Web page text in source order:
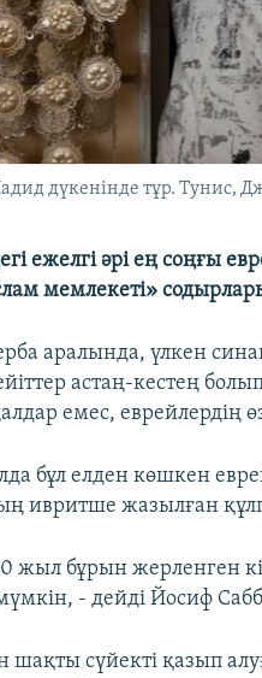
дүкенінде тұр. Тунис,
ежелгі әрі ең соңғы
мемлекеті»
аралында, үлкен
астаң-кестең
емес, еврейлердің
бұл елден көшкен
ивритше жазылған
жыл бұрын жерленген
- дейді Йосиф
сүйекті қазып